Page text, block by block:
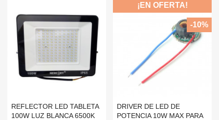
REFLECTOR LED TABLETA
100W LUZ BLANCA 6500K
DRIVER DE LED DE
POTENCIA 10W MAX PARA
¡EN OFERTA!
-10%